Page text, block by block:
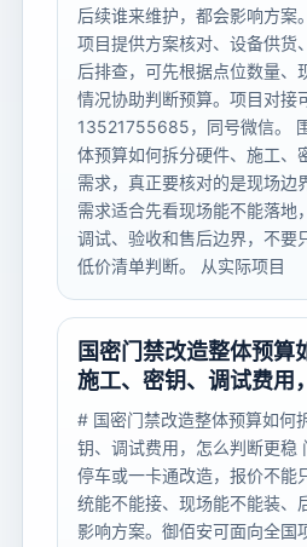
后续谁来维护，都会影响方案
项目提供方案核对、设备供货
后排查，可先根据点位数量、
情况协助判断预算。项目对接
13521755685，同号微信。
体预算如何拆分硬件、施工、
需求，真正要核对的是现场边
需求适合先看现场能不能落地
调试、验收和售后边界，不要
低价清单判断。 从实际项目
国密门禁改造整体预算
施工、密钥、调试费用
# 国密门禁改造整体预算如何
钥、调试费用，怎么判断更稳
停车或一卡通改造，报价不能
统能不能接、现场能不能装、
影响方案。御佰安可面向全国